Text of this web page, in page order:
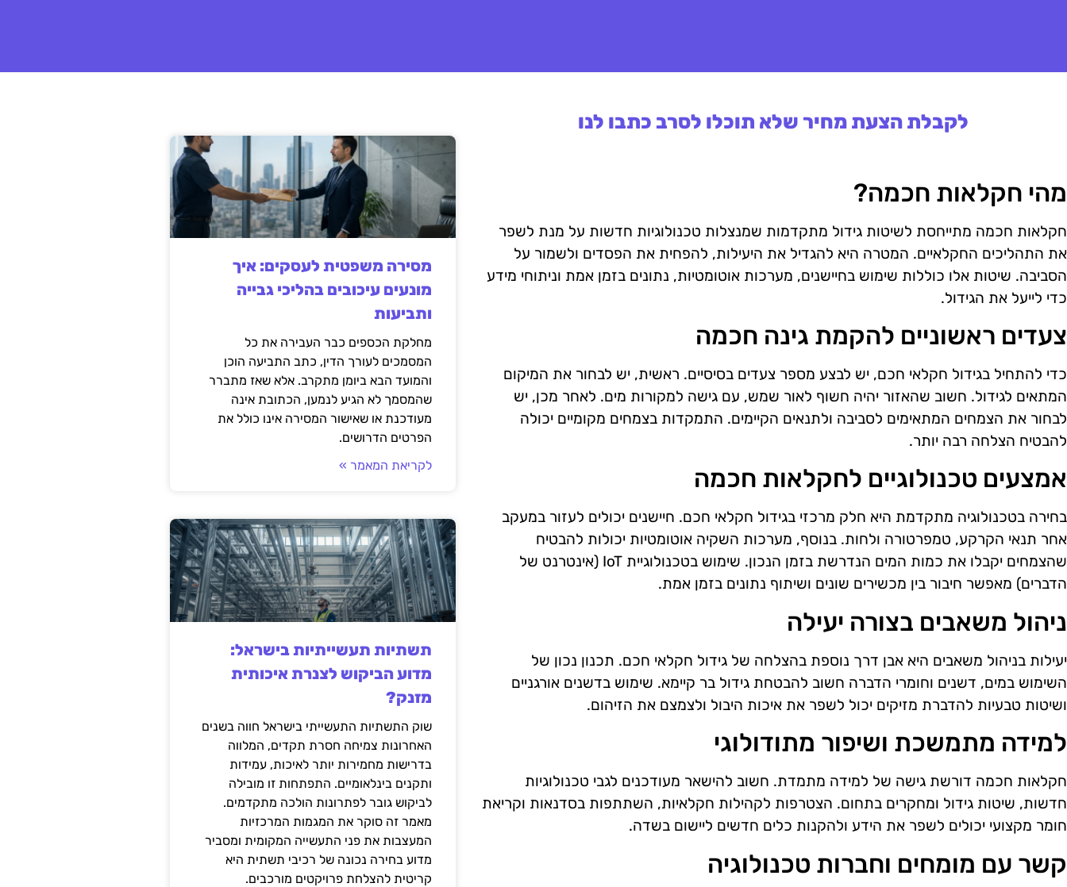
לקבלת הצעת מחיר שלא תוכלו לסרב כתבו לנו
מהי חקלאות חכמה?
חקלאות חכמה מתייחסת לשיטות גידול מתקדמות שמנצלות טכנולוגיות חדשות על מנת לשפר
את התהליכים החקלאיים. המטרה היא להגדיל את היעילות, להפחית את הפסדים ולשמור על
הסביבה. שיטות אלו כוללות שימוש בחיישנים, מערכות אוטומטיות, נתונים בזמן אמת וניתוחי מידע
כדי לייעל את הגידול.
צעדים ראשוניים להקמת גינה חכמה
כדי להתחיל בגידול חקלאי חכם, יש לבצע מספר צעדים בסיסיים. ראשית, יש לבחור את המיקום
המתאים לגידול. חשוב שהאזור יהיה חשוף לאור שמש, עם גישה למקורות מים. לאחר מכן, יש
לבחור את הצמחים המתאימים לסביבה ולתנאים הקיימים. התמקדות בצמחים מקומיים יכולה
להבטיח הצלחה רבה יותר.
אמצעים טכנולוגיים לחקלאות חכמה
בחירה בטכנולוגיה מתקדמת היא חלק מרכזי בגידול חקלאי חכם. חיישנים יכולים לעזור במעקב
אחר תנאי הקרקע, טמפרטורה ולחות. בנוסף, מערכות השקיה אוטומטיות יכולות להבטיח
שהצמחים יקבלו את כמות המים הנדרשת בזמן הנכון. שימוש בטכנולוגיית IoT (אינטרנט של
הדברים) מאפשר חיבור בין מכשירים שונים ושיתוף נתונים בזמן אמת.
ניהול משאבים בצורה יעילה
יעילות בניהול משאבים היא אבן דרך נוספת בהצלחה של גידול חקלאי חכם. תכנון נכון של
השימוש במים, דשנים וחומרי הדברה חשוב להבטחת גידול בר קיימא. שימוש בדשנים אורגניים
ושיטות טבעיות להדברת מזיקים יכול לשפר את איכות היבול ולצמצם את הזיהום.
למידה מתמשכת ושיפור מתודולוגי
חקלאות חכמה דורשת גישה של למידה מתמדת. חשוב להישאר מעודכנים לגבי טכנולוגיות
חדשות, שיטות גידול ומחקרים בתחום. הצטרפות לקהילות חקלאיות, השתתפות בסדנאות וקריאת
חומר מקצועי יכולים לשפר את הידע ולהקנות כלים חדשים ליישום בשדה.
קשר עם מומחים וחברות טכנולוגיה
מסירה משפטית לעסקים: איך
מונעים עיכובים בהליכי גבייה
ותביעות
מחלקת הכספים כבר העבירה את כל
המסמכים לעורך הדין, כתב התביעה הוכן
והמועד הבא ביומן מתקרב. אלא שאז מתברר
שהמסמך לא הגיע לנמען, הכתובת אינה
מעודכנת או שאישור המסירה אינו כולל את
הפרטים הדרושים.
לקריאת המאמר »
תשתיות תעשייתיות בישראל:
מדוע הביקוש לצנרת איכותית
מזנק?
שוק התשתיות התעשייתי בישראל חווה בשנים
האחרונות צמיחה חסרת תקדים, המלווה
בדרישות מחמירות יותר לאיכות, עמידות
ותקנים בינלאומיים. התפתחות זו מובילה
לביקוש גובר לפתרונות הולכה מתקדמים.
מאמר זה סוקר את המגמות המרכזיות
המעצבות את פני התעשייה המקומית ומסביר
מדוע בחירה נכונה של רכיבי תשתית היא
קריטית להצלחת פרויקטים מורכבים.